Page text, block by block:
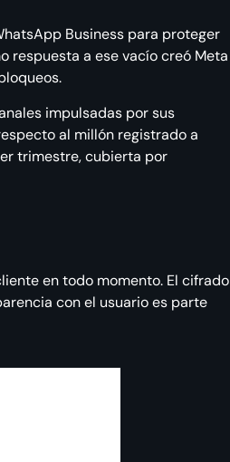
Business para proteger
respuesta a ese vacío creó Meta
impulsadas por sus
al millón registrado a
trimestre, cubierta por
en todo momento. El cifrado
con el usuario es parte